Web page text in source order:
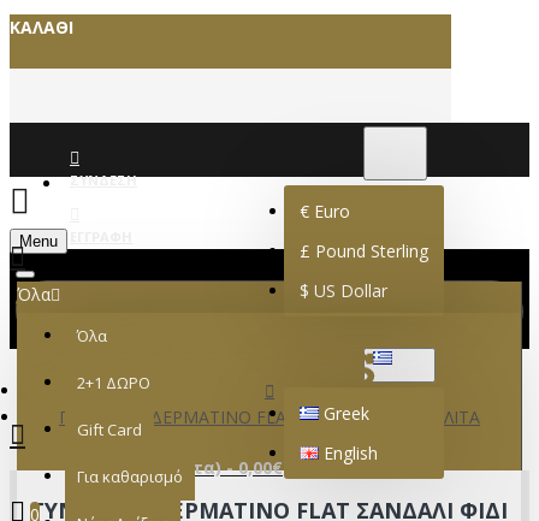
ΚΑΛΆΘΙ
ΣΎΝΔΕΣΗ
€ Euro
£ Pound Sterling
$ US Dollar
Greek
English
Menu
0 προϊόν(τα) - 0,00€
0
Όλα
Όλα
2+1 ΔΩΡΟ
Gift Card
Για καθαρισμό
ΓΥΝΑΙΚΕΙΟ ΔΕΡΜΑΤΙΝΟ FLAT ΣΑΝΔΑΛΙ ΦΙΔΙ ΜΕΛΙΤΑ
ΓΥΝΑΙΚΕΙΟ ΔΕΡΜΑΤΙΝΟ FLAT ΣΑΝΔΑΛΙ ΦΙΔΙ